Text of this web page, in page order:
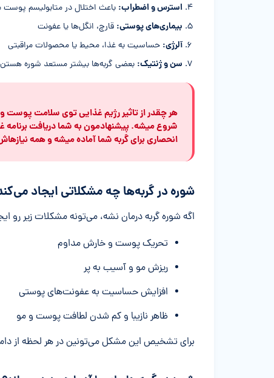
استرس و اضطراب: باعث اختلال در متابولیسم
بیماری‌های پوستی: قارچ، انگل‌ها یا عفونت
آلرژی: حساسیت به غذا، محیط یا محصولات مراقبتی
سن و ژنتیک: بعضی گربه‌ها بیشتر مستعد شوره هستن
هر چقدر از تاثیر رژیم غذایی توی سلامت
شروع میشه. پیشنهادمون به شما دریافت برنامه
انحصاری برای گربه شما آماده میشه و همه
شوره در گربه‌ها چه مشکلاتی ایجاد
اگه شوره گربه درمان نشه، می‌تونه مشکلات زیر رو
تحریک پوست و خارش مداوم
ریزش مو و آسیب به پر
افزایش حساسیت به عفونت‌های پوستی
ظاهر نازیبا و کم شدن لطافت پوست و مو
برای تشخیص این مشکل می‌تونین در هر لحظه از